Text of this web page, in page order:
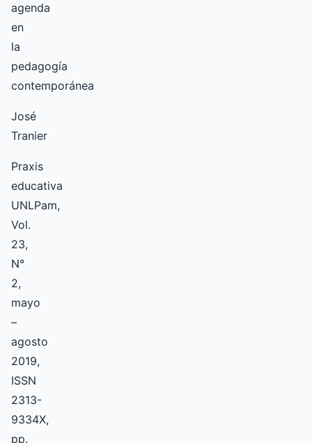
agenda
en
la
pedagogía
contemporánea
José
Tranier
Praxis
educativa
UNLPam,
Vol.
23,
N°
2,
mayo
–
agosto
2019,
ISSN
2313-
9334X,
pp.